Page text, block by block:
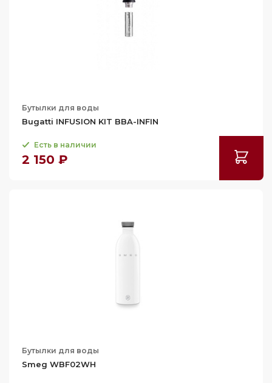
Бутылки для воды
Bugatti INFUSION KIT BBA-INFIN
Есть в наличии
2 150 ₽
Бутылки для воды
Smeg WBF02WH